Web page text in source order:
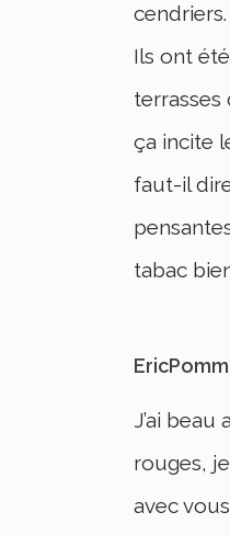
cendriers.
Ils ont
terrasses
ça incite
faut-il
tabac
J’ai beau
rouges,
avec